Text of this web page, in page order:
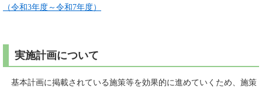
（令和3年度～令和7年度）
実施計画について
基本計画に掲載されている施策等を効果的に進めていくため、施策